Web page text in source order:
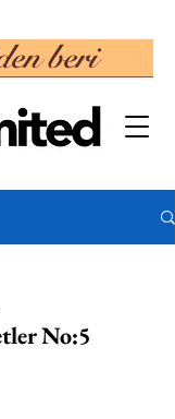
No:5